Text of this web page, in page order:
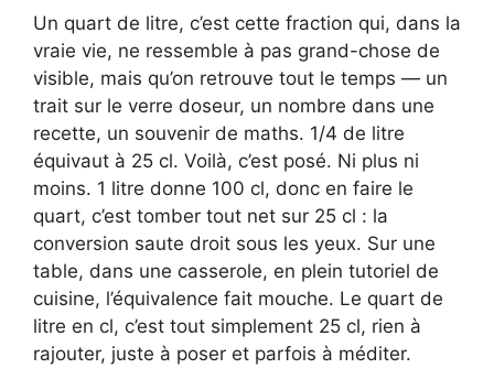
Un quart de litre, c’est cette fraction qui, dans la
vraie vie, ne ressemble à pas grand-chose de
visible, mais qu’on retrouve tout le temps — un
trait sur le verre doseur, un nombre dans une
recette, un souvenir de maths. 1/4 de litre
équivaut à 25 cl. Voilà, c’est posé. Ni plus ni
moins. 1 litre donne 100 cl, donc en faire le
quart, c’est tomber tout net sur 25 cl : la
conversion saute droit sous les yeux. Sur une
table, dans une casserole, en plein tutoriel de
cuisine, l’équivalence fait mouche. Le quart de
litre en cl, c’est tout simplement 25 cl, rien à
rajouter, juste à poser et parfois à méditer.